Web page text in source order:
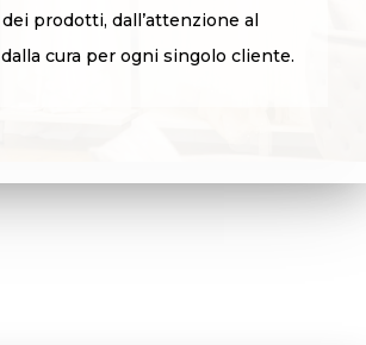
prodotti, dall’attenzione al
cura per ogni singolo cliente.